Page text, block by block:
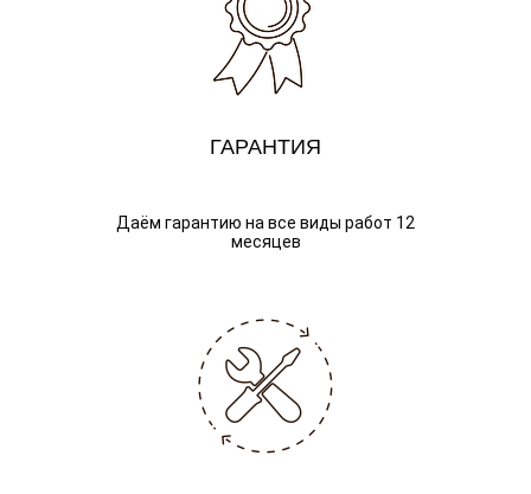
ГАРАНТИЯ
Даём гарантию на все виды работ 12
месяцев